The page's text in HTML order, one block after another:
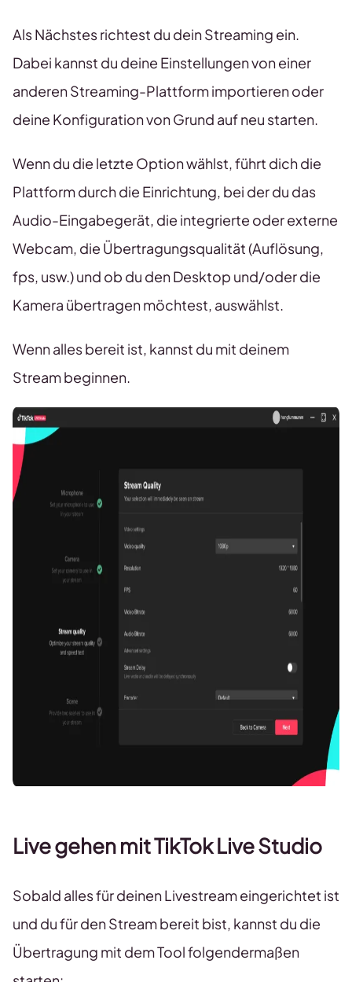
Als Nächstes richtest du dein Streaming ein.
Dabei kannst du deine Einstellungen von einer
anderen Streaming-Plattform importieren oder
deine Konfiguration von Grund auf neu starten.
Wenn du die letzte Option wählst, führt dich die
Plattform durch die Einrichtung, bei der du das
Audio-Eingabegerät, die integrierte oder externe
Webcam, die Übertragungsqualität (Auflösung,
fps, usw.) und ob du den Desktop und/oder die
Kamera übertragen möchtest, auswählst.
Wenn alles bereit ist, kannst du mit deinem
Stream beginnen.
Live gehen mit TikTok Live Studio
Sobald alles für deinen Livestream eingerichtet ist
und du für den Stream bereit bist, kannst du die
Übertragung mit dem Tool folgendermaßen